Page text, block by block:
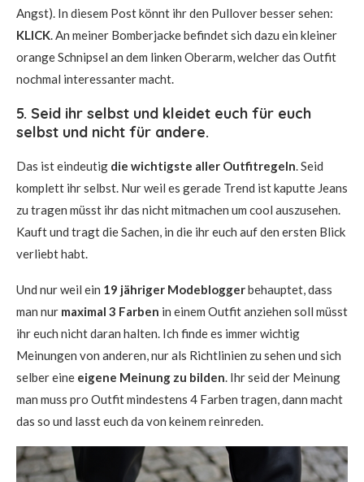
Angst). In diesem Post könnt ihr den Pullover besser sehen:
KLICK. An meiner Bomberjacke befindet sich dazu ein kleiner
orange Schnipsel an dem linken Oberarm, welcher das Outfit
nochmal interessanter macht.
5. Seid ihr selbst und kleidet euch für euch
selbst und nicht für andere.
Das ist eindeutig die wichtigste aller Outfitregeln. Seid
komplett ihr selbst. Nur weil es gerade Trend ist kaputte Jeans
zu tragen müsst ihr das nicht mitmachen um cool auszusehen.
Kauft und tragt die Sachen, in die ihr euch auf den ersten Blick
verliebt habt.
Und nur weil ein 19 jähriger Modebloggerbehauptet, dass
man nur maximal 3 Farben in einem Outfit anziehen soll müsst
ihr euch nicht daran halten. Ich finde es immer wichtig
Meinungen von anderen, nur als Richtlinien zu sehen und sich
selber eine eigene Meinung zu bilden. Ihr seid der Meinung
man muss pro Outfit mindestens 4 Farben tragen, dann macht
das so und lasst euch da von keinem reinreden.